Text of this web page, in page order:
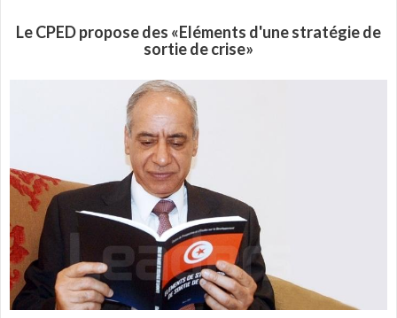
Le CPED propose des «Eléments d'une stratégie de
sortie de crise»